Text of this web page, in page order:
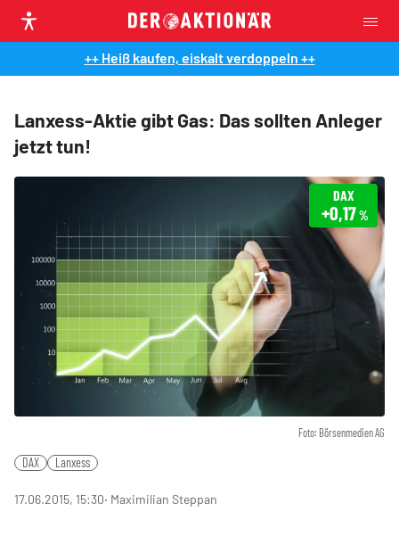
++ Heiß kaufen, eiskalt verdoppeln ++
Lanxess-Aktie gibt Gas: Das sollten Anleger
jetzt tun!
Foto: Börsenmedien AG
DAX
+0,17%
DAX Lanxess
17.06.2015, 15:30‧ Maximilian Steppan